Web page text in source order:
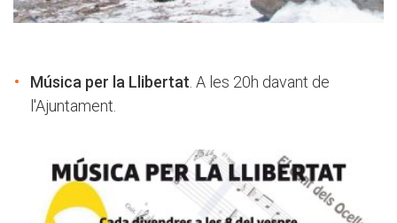
Música per la Llibertat . A les 20h davant de
l'Ajuntament.